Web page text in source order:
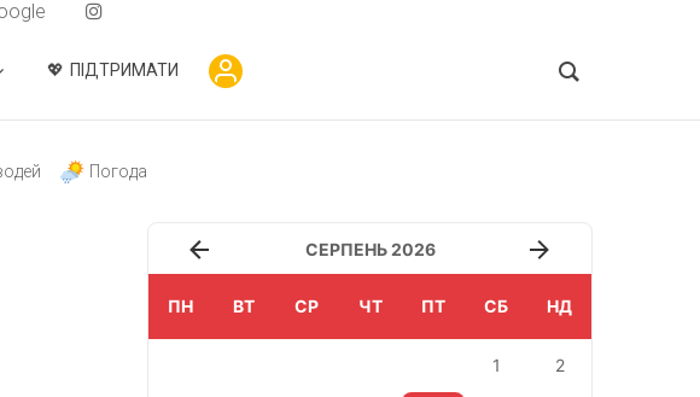
ПІДТРИМАТИ
Погода
СЕРПЕНЬ 2026
ПН ВТ СР ЧТ ПТ СБ НД
1 2